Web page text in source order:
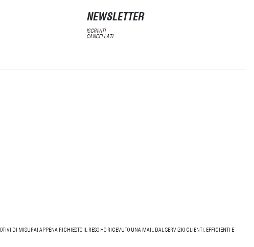
NEWSLETTER
ISCRIVITI
CANCELLATI
DI MISURA! APPENA RICHIESTO IL RESO HO RICEVUTO UNA MAIL DAL SERVIZIO CLIENTI. EFFICIENTI E